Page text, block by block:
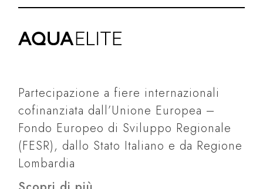
Partecipazione a fiere internazionali
cofinanziata dall’Unione Europea –
Fondo Europeo di Sviluppo Regionale
(FESR), dallo Stato Italiano e da Regione
Lombardia